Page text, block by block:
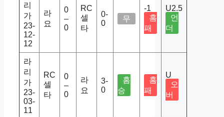
리
가
23-
12-
12
라
요
0
–
0
RC
셀
타
0-
0
무
-1
홈
패
U2.5
언
더
라
리
가
23-
03-
11
RC
셀
타
0
–
0
라
요
3-
0
홈
승
홈
패
U
오
버